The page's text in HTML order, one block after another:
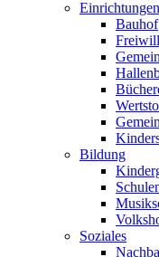
Einrichtungen
Bauhof
Bildung
Soziales